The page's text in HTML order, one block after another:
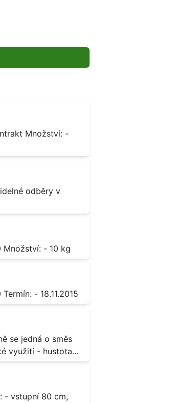
Octan chromitý čistý Popis: - sůl karboxylové kyseliny Lokalita: - Praha 10 Množství: - 10 kg
Sorban draselný Popis: - do moštu Množství: - 500 kg Lokalita: - Praha 10 Termín: - 18.11.2015
využití - hustota